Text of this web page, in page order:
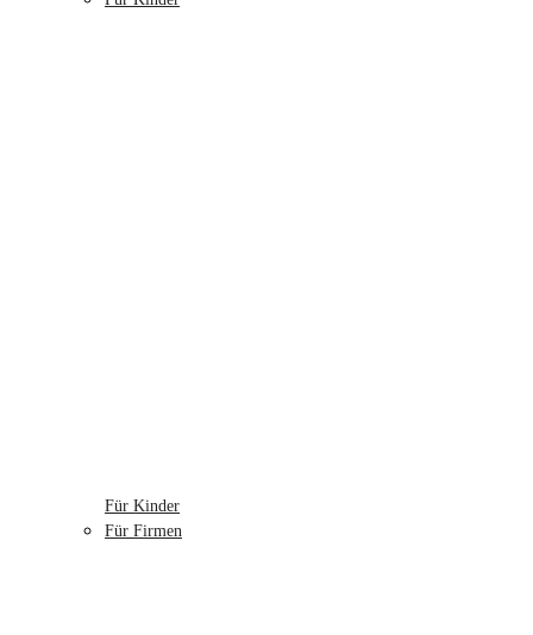
Für Kinder
Für Firmen